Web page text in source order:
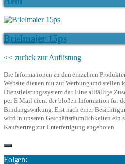
Brielmaier 15ps
<< zurück zur Auflistung
Die Informationen zu den einzelnen
Website dienen nur zur Werbung und stellen
Dienstleistungssystem dar. Eine allfällige
per E-Mail dient der bloßen Information für
Bindungswirkung. Erst nach einer
wird in unseren Geschäftsräumlichkeiten ein
Kaufvertrag zur Unterfertigung angeboten.
Folgen: